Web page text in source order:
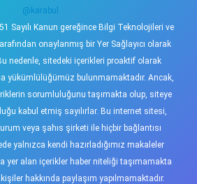
@karabul
Sayılı Kanun gereğince Bilgi Teknolojileri ve
onaylanmış bir Yer Sağlayıcı olarak
nedenle, sitedeki içerikleri proaktif olarak
yükümlülüğümüz bulunmamaktadır. Ancak,
sorumluluğunu taşımakta olup, siteye
kabul etmiş sayılırlar. Bu internet sitesi,
veya şahıs şirketi ile hiçbir bağlantısı
yalnızca kendi hazırladığımız makaleler
yer alan içerikler haber niteliği taşımamakta
hakkında paylaşım yapılmamaktadır.